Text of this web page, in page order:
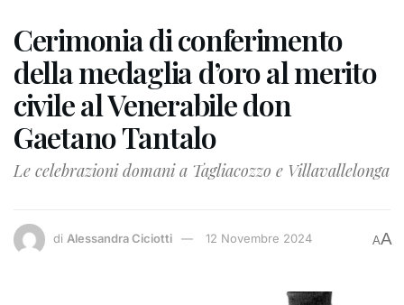
Cerimonia di conferimento
della medaglia d’oro al merito
civile al Venerabile don
Gaetano Tantalo
Le celebrazioni domani a Tagliacozzo e Villavallelonga
di Alessandra Ciciotti 12 Novembre 2024 AA